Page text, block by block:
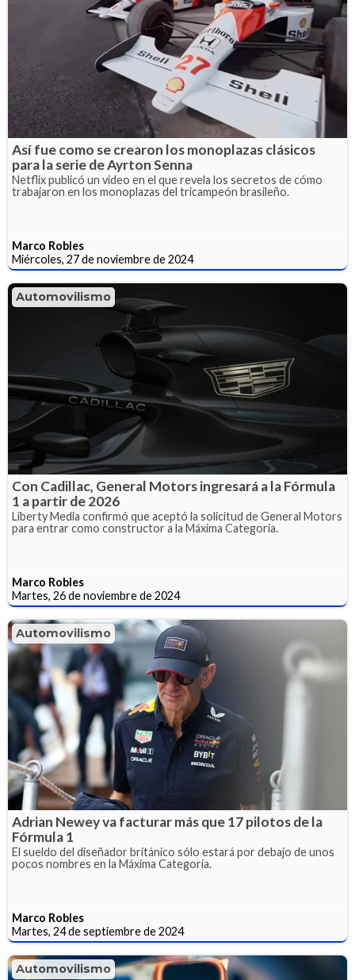
Así fue como se crearon los monoplazas clásicos
para la serie de Ayrton Senna
Netflix publicó un video en el que revela los secretos de cómo
trabajaron en los monoplazas del tricampeón brasileño.
Marco Robles
Miércoles, 27 de noviembre de 2024
Automovilismo
Con Cadillac, General Motors ingresará a la Fórmula
1 a partir de 2026
Liberty Media confirmó que aceptó la solicitud de General Motors
para entrar como constructor a la Máxima Categoría.
Marco Robles
Martes, 26 de noviembre de 2024
Automovilismo
Adrian Newey va facturar más que 17 pilotos de la
Fórmula 1
El sueldo del diseñador británico sólo estará por debajo de unos
pocos nombres en la Máxima Categoría.
Marco Robles
Martes, 24 de septiembre de 2024
Automovilismo